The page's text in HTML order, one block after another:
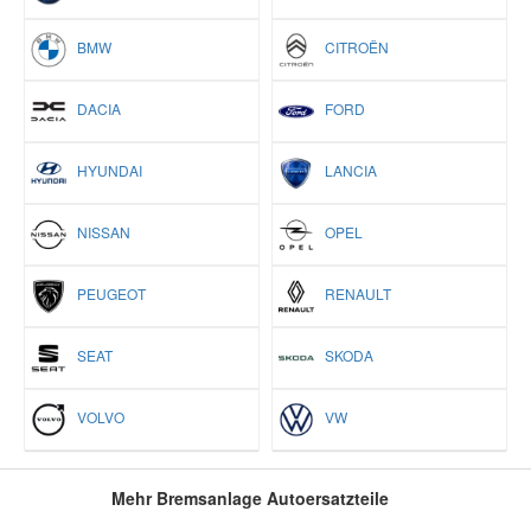
BMW CITROËN
DACIA FORD
HYUNDAI LANCIA
NISSAN OPEL
PEUGEOT RENAULT
SEAT SKODA
VOLVO VW
Mehr Bremsanlage Autoersatzteile